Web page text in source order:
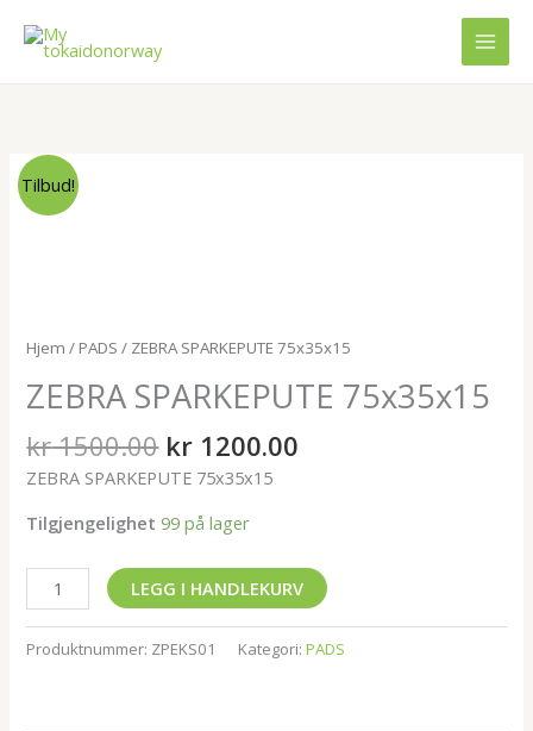
rett
Tilbud!
Hjem / PADS / ZEBRA SPARKEPUTE 75x35x15
ZEBRA SPARKEPUTE 75x35x15
kr1500.00 kr 1200.00
ZEBRA SPARKEPUTE 75x35x15
Tilgjengelighet 99 på lager
ZEBRA
SPARKEPUTE
LEGG I HANDLEKURV
Produktnummer: ZPEKS01 Kategori:PADS